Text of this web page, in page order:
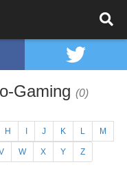
Gaming (0)
H J K L M
W X Y Z